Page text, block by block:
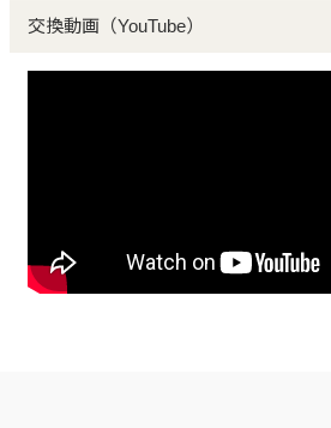
交換動画（YouTube）